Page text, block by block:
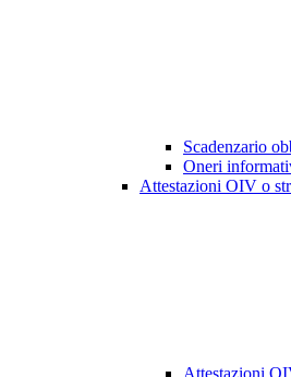
Scadenzario
Oneri
Attestazioni OIV o